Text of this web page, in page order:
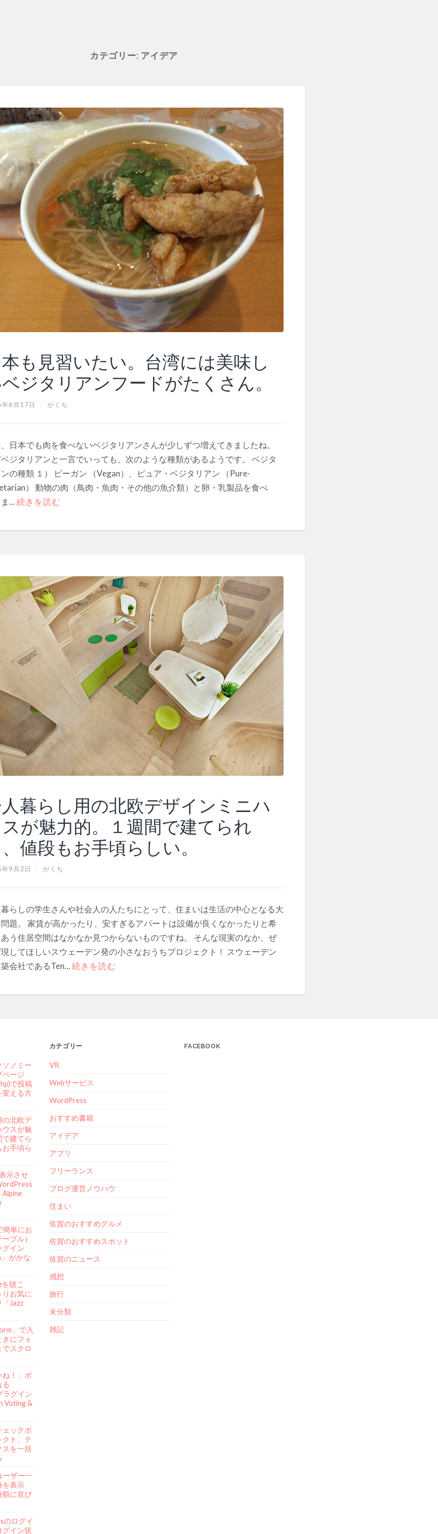
カテゴリー: アイデア
も見習いたい。台湾には美味し
ジタリアンフードがたくさん。
6月17日 / がくち
日本でも肉を食べないベジタリアンさんが少しずつ増えてきましたね。
ジタリアンと一言でいっても、次のような種類があるようです。 ベジタ
の種類 １） ビーガン （Vegan）、ピュア・ベジタリアン （Pure-
） 動物の肉（鳥肉・魚肉・その他の魚介類）と卵・乳製品を食べ
...続きを読む
暮らし用の北欧デザインミニハ
が魅力的。１週間で建てられ
値段もお手頃らしい。
9月2日 / がくち
らしの学生さんや社会人の人たちにとって、住まいは生活の中心となる大
題。 家賃が高かったり、安すぎるアパートは設備が良くなかったりと希
う住居空間はなかなか見つからないものですね。 そんな現実のなか、ぜ
してほしいスウェーデン発の小さなおうちプロジェクト！ スウェーデン
会社であるTen...続きを読む
ソノミー
ページ
で投稿
変える方
の北欧デ
ウスが魅
建てら
手頃ら
示させ
Alpine
簡単にお
ブル）
グイン
がかな
聴こ
お気に
Jazz
」で入
にフォ
スクロ
ね！」ボ
る
ラグイン
Voting &
ェックボ
クト、テ
スを一括
ーザー一
を表示
順に並び
のログイ
グイン状
カテゴリー
VR
Webサービス
WordPress
おすすめ書籍
アイデア
アプリ
フリーランス
ブログ運営ノウハウ
住まい
佐賀のおすすめグルメ
佐賀のおすすめスポット
佐賀のニュース
感想
旅行
未分類
雑記
FACEBOOK